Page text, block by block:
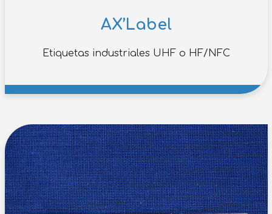
AX’Label
Etiquetas industriales UHF o HF/NFC